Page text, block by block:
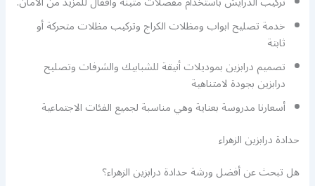
خدمة تصليح ابواب ومظلات الكراج وتركيب مظلات متحركة أو
ثابتة
تصميم درابزين بموديلات أنيقة للشبابيك والشرفات وتصليح
درابزين بجودة لامتناهية
أسعارنا مدروسة بعناية وهي مناسبة لجميع الفئات الاجتماعية
حدادة درابزين الزهراء
هل تبحث عن أفضل ورشة حدادة درابزين الزهراء؟